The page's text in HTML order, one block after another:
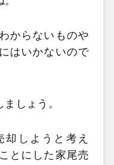
からないものや
はいかないので
しょう。
しようと考え
とにした家尾売